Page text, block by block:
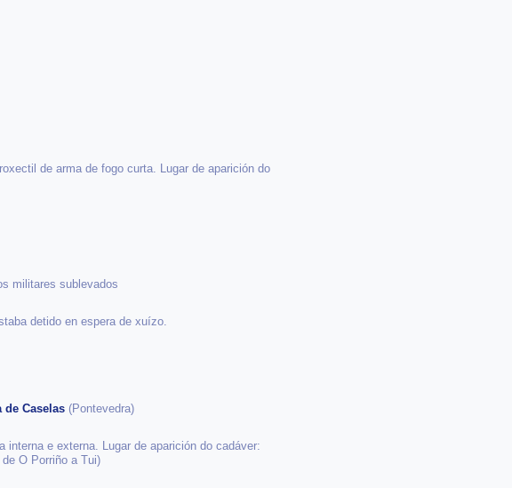
de arma de fogo curta. Lugar de aparición do
militares sublevados
detido en espera de xuízo.
de Caselas (Pontevedra)
interna e externa. Lugar de aparición do cadáver:
O Porriño a Tui)